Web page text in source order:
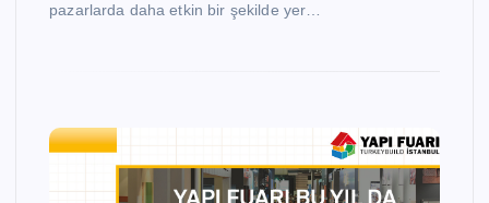
pazarlarda daha etkin bir şekilde yer…